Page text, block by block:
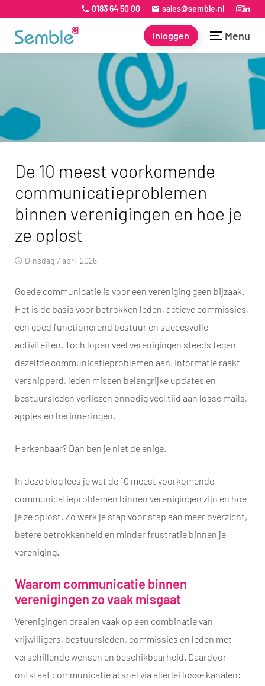
0183 64 50 00 sales@semble.nl
Inloggen Menu
De 10 meest voorkomende
communicatieproblemen
binnen verenigingen en hoe je
ze oplost
dinsdag 7 april 2026
Goede communicatie is voor een vereniging geen bijzaak.
Het is de basis voor betrokken leden, actieve commissies,
een goed functionerend bestuur en succesvolle
activiteiten. Toch lopen veel verenigingen steeds tegen
dezelfde communicatieproblemen aan. Informatie raakt
versnipperd, leden missen belangrijke updates en
bestuursleden verliezen onnodig veel tijd aan losse mails,
appjes en herinneringen.
Herkenbaar? Dan ben je niet de enige.
In deze blog lees je wat de 10 meest voorkomende
communicatieproblemen binnen verenigingen zijn én hoe
je ze oplost. Zo werk je stap voor stap aan meer overzicht,
betere betrokkenheid en minder frustratie binnen je
vereniging.
Waarom communicatie binnen
verenigingen zo vaak misgaat
Verenigingen draaien vaak op een combinatie van
vrijwilligers, bestuursleden, commissies en leden met
verschillende wensen en beschikbaarheid. Daardoor
ontstaat communicatie al snel via allerlei losse kanalen: